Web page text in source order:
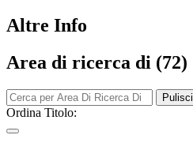
Altre Info
Area di ricerca di (72)
Pulisci
Ordina Titolo: